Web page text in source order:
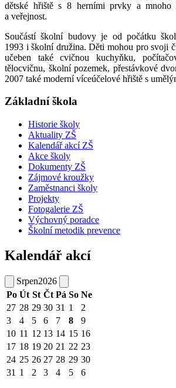
dětské hřiště s 8 herními prvky a
a veřejnost.
Součástí školní budovy je od počátku
1993 i školní družina. Děti mohou pro svoji
učeben také cvičnou kuchyňku,
tělocvičnu, školní pozemek, přestávkové
2007 také moderní víceúčelové hřiště s
Základní škola
Historie školy
Aktuality ZŠ
Kalendář akcí ZŠ
Akce školy
Dokumenty ZŠ
Zájmové kroužky
Zaměstnanci školy
Projekty
Fotogalerie ZŠ
Výchovný poradce
Školní metodik prevence
Kalendář akcí
Srpen2026
Po Út St Čt Pá So Ne
27 28 29 30 31 1
2
3
4 5 6 7 8
9
10 11 12 13 14 15 16
17 18 19 20 21 22 23
24 25 26 27 28 29 30
31 1 2 3 4 5 6